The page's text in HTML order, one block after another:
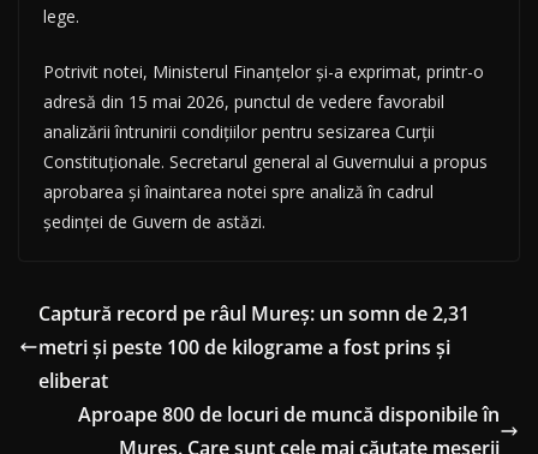
lege.
Potrivit notei, Ministerul Finanțelor și-a exprimat, printr-o
adresă din 15 mai 2026, punctul de vedere favorabil
analizării întrunirii condițiilor pentru sesizarea Curții
Constituționale. Secretarul general al Guvernului a propus
aprobarea și înaintarea notei spre analiză în cadrul
ședinței de Guvern de astăzi.
Captură record pe râul Mureș: un somn de 2,31
metri și peste 100 de kilograme a fost prins și
eliberat
Aproape 800 de locuri de muncă disponibile în
Mureș. Care sunt cele mai căutate meserii